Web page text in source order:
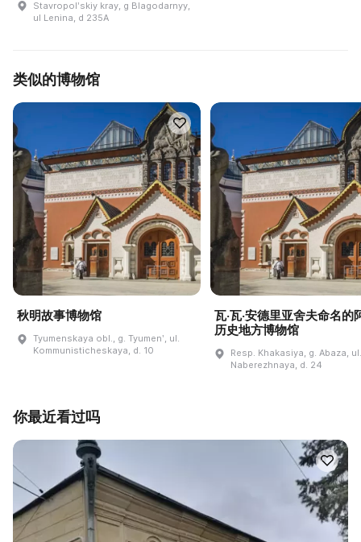
Stavropolʹskiy kray, g Blagodarnyy,
ul Lenina, d 235A
类似的博物馆
秋明故事博物馆
Tyumenskaya obl., g. Tyumenʹ, ul.
Kommunisticheskaya, d. 10
瓦·瓦·安德里亚舍夫命名的
历史地方博物馆
Resp. Khakasiya, g. Abaza, ul.
Naberezhnaya, d. 24
你最近看过吗